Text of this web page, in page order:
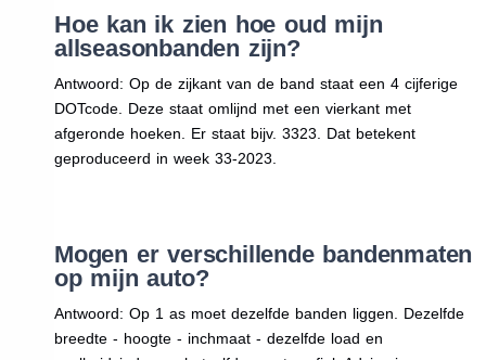
Hoe kan ik zien hoe oud mijn
allseasonbanden zijn?
Antwoord: Op de zijkant van de band staat een 4 cijferige
DOTcode. Deze staat omlijnd met een vierkant met
afgeronde hoeken. Er staat bijv. 3323. Dat betekent
geproduceerd in week 33-2023.
Mogen er verschillende bandenmaten
op mijn auto?
Antwoord: Op 1 as moet dezelfde banden liggen. Dezelfde
breedte - hoogte - inchmaat - dezelfde load en